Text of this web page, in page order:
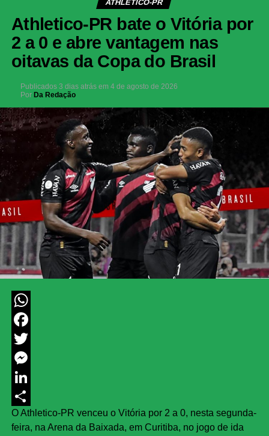
ATHLETICO-PR
Athletico-PR bate o Vitória por
2 a 0 e abre vantagem nas
oitavas da Copa do Brasil
Publicados 3 dias atrás em 4 de agosto de 2026
Por Da Redação
WhatsApp
Facebook
Twitter
Messenger
LinkedIn
Share
O Athletico-PR venceu o Vitória por 2 a 0, nesta segunda-
feira, na Arena da Baixada, em Curitiba, no jogo de ida